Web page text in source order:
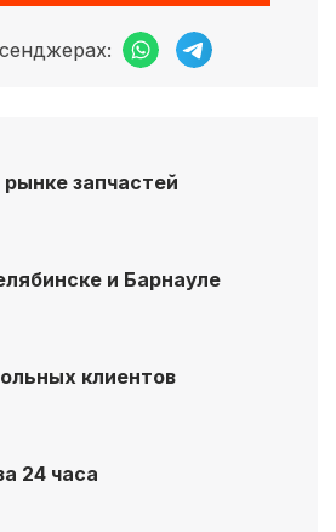
рынке запчастей
и Барнауле
клиентов
24 часа